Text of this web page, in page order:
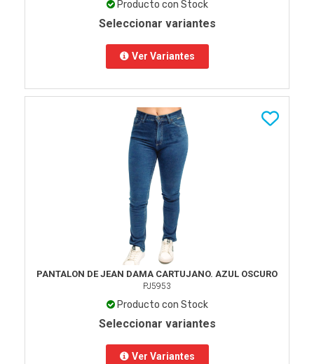
Producto con Stock
Seleccionar variantes
Ver Variantes
PANTALON DE JEAN DAMA CARTUJANO. AZUL OSCURO
PJ5953
Producto con Stock
Seleccionar variantes
Ver Variantes